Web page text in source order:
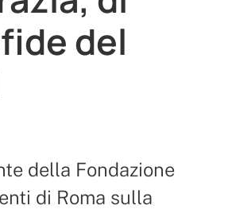
del
della Fondazione
di Roma sulla